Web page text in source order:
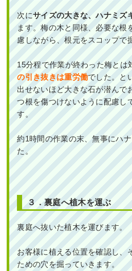
次にサイズの大きな、ハナミズ
ます。梅の木と同様、必要な根
慮しながら、根元をスコップで
15分程で作業が終わった梅とは
の引き抜きは重労働でした。と
出せないほど大きな石が潜んで
つ根を傷つけないように配慮し
す。
約1時間の作業の末、無事にハ
た。
３．裏庭へ植木を運ぶ
裏庭へ抜いた植木を運びます。
お客様に植える位置を確認し、
ための穴を掘っていきます。